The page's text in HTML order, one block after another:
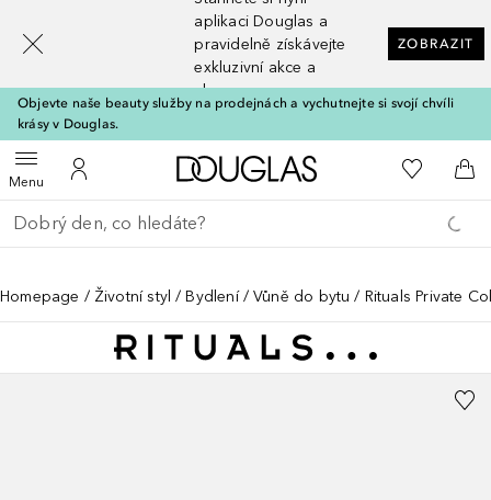
aplikaci Douglas a
pravidelně získávejte
exkluzivní akce a
slevy
ZOBRAZIT
Objevte naše beauty služby na prodejnách a vychutnejte si svojí chvíli
krásy v Douglas.
MenuOtevřít menuK mému účtu
Domů K mému
Do
Vraťte se
Proveďte vyhledávání
Homepage Životní styl Bydlení Vůně do bytu Rituals Private
[navigation.slideout.screenreader]